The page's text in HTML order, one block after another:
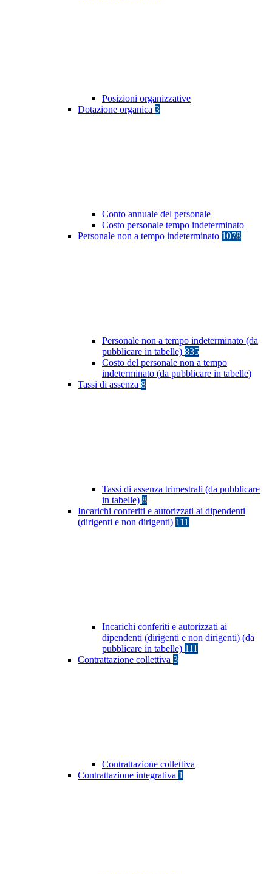
Posizioni organizzative
Dotazione organica 3
Conto annuale del personale
Costo personale tempo indeterminato
Personale non a tempo indeterminato 1078
Personale non a tempo indeterminato (da
pubblicare in tabelle) 835
Costo del personale non a tempo
indeterminato (da pubblicare in tabelle)
Tassi di assenza 8
Tassi di assenza trimestrali (da pubblicare
in tabelle) 8
Incarichi conferiti e autorizzati ai dipendenti
(dirigenti e non dirigenti) 111
Incarichi conferiti e autorizzati ai
dipendenti (dirigenti e non dirigenti) (da
pubblicare in tabelle) 111
Contrattazione collettiva 3
Contrattazione collettiva
Contrattazione integrativa 1